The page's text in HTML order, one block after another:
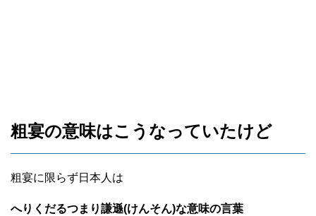
粗宴の意味はこうなっていたけど
粗宴に限らず日本人は
へりくだるつまり謙遜(けんそん)な意味の言葉